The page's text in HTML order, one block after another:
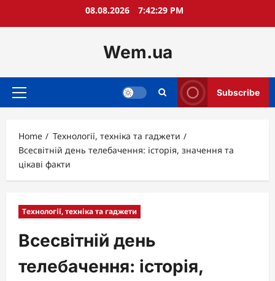
08.08.2026 7:42:30 PM
Wem.ua
Primary
Subscribe
Home
Технології, техніка та гаджети
Всесвітній день телебачення: історія, значення та
цікаві факти
Технології, техніка та гаджети
Всесвітній день
телебачення: історія,